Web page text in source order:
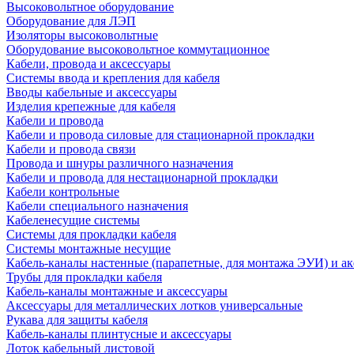
Высоковольтное оборудование
Оборудование для ЛЭП
Изоляторы высоковольтные
Оборудование высоковольтное коммутационное
Кабели, провода и аксессуары
Системы ввода и крепления для кабеля
Вводы кабельные и аксессуары
Изделия крепежные для кабеля
Кабели и провода
Кабели и провода силовые для стационарной прокладки
Кабели и провода связи
Провода и шнуры различного назначения
Кабели и провода для нестационарной прокладки
Кабели контрольные
Кабели специального назначения
Кабеленесущие системы
Системы для прокладки кабеля
Системы монтажные несущие
Кабель-каналы настенные (парапетные, для монтажа ЭУИ) и
Трубы для прокладки кабеля
Кабель-каналы монтажные и аксессуары
Аксессуары для металлических лотков универсальные
Рукава для защиты кабеля
Кабель-каналы плинтусные и аксессуары
Лоток кабельный листовой